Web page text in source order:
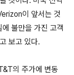
이 앞서는 것
불만을 가진 고객
보고 있다.
의 주가에 변동